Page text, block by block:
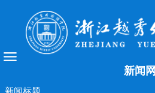
新闻网